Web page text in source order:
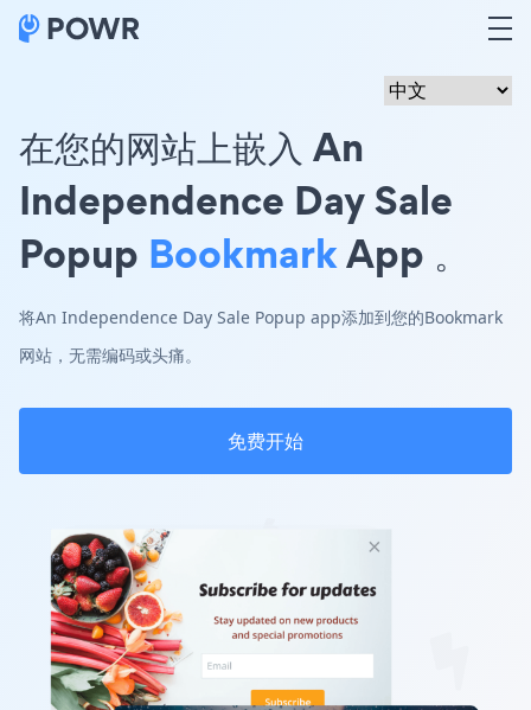
在您的网站上嵌入 An
Independence Day Sale
Popup BookmarkApp 。
将An Independence Day Sale Popup app添加到您的Bookmark
网站，无需编码或头痛。
免费开始